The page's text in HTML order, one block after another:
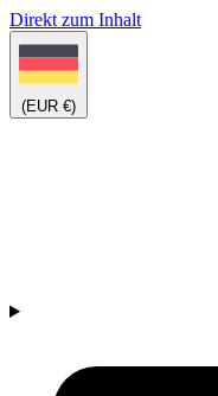
Direkt zum Inhalt
(EUR €)